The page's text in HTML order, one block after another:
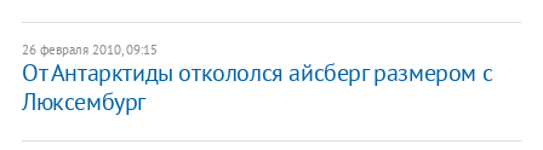
26 февраля 2010, 09:15
От Антарктиды откололся айсберг размером с
Люксембург